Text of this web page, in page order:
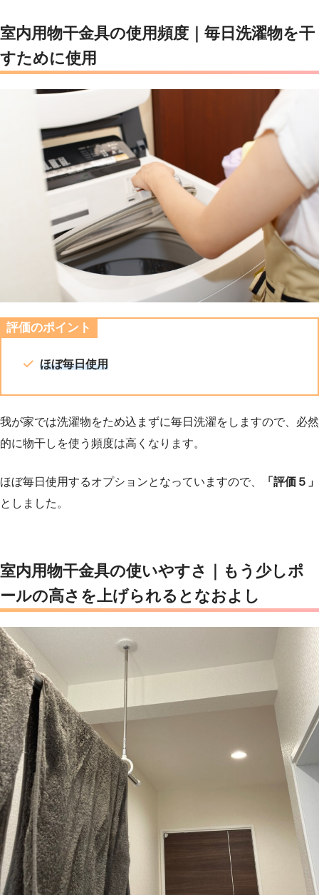
室内用物干金具の使用頻度｜毎日洗濯物を干
すために使用
評価のポイント
ほぼ毎日使用
我が家では洗濯物をため込まずに毎日洗濯をしますので、必然
的に物干しを使う頻度は高くなります。
ほぼ毎日使用するオプションとなっていますので、
「評価５」
としました。
室内用物干金具の使いやすさ｜もう少しポ
ールの高さを上げられるとなおよし